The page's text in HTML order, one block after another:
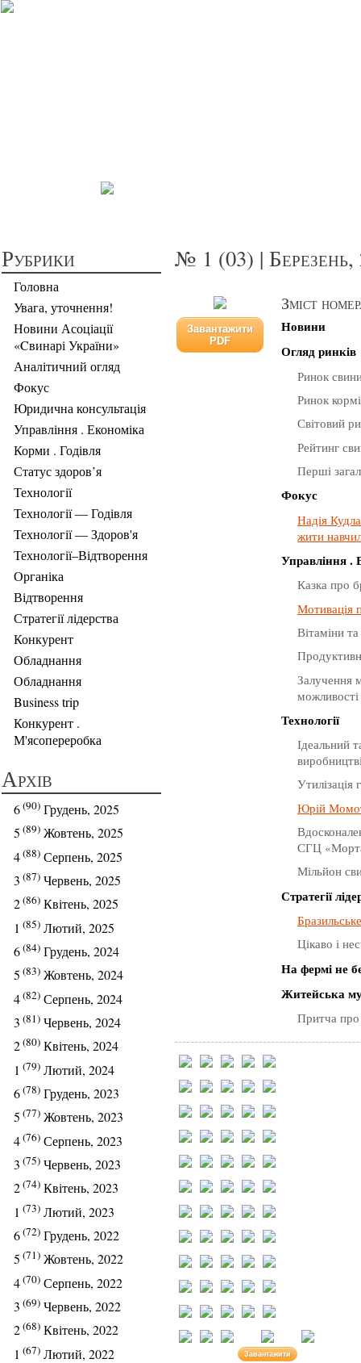
Рубрики
Головна
Увага, уточнення!
Новини Асоціації
«Cвинарі України»
Аналітичний огляд
Фокус
Юридична консультація
Управління . Економіка
Корми . Годівля
Статус здоров’я
Технології
Технології — Годівля
Технології — Здоров'я
Технології–Відтворення
Органіка
Відтворення
Стратегії лідерства
Конкурент
Обладнання
Обладнання
Business trip
Конкурент .
М'ясопереробка
Архів
6(90) Грудень, 2025
5 (89) Жовтень, 2025
4(88) Серпень, 2025
3 (87) Червень, 2025
2(86) Квітень, 2025
1 (85) Лютий, 2025
6(84) Грудень, 2024
5 (83) Жовтень, 2024
4(82) Серпень, 2024
3 (81) Червень, 2024
2(80) Квітень, 2024
1 (79) Лютий, 2024
6(78) Грудень, 2023
5 (77) Жовтень, 2023
4(76) Серпень, 2023
3 (75) Червень, 2023
2(74) Квітень, 2023
1 (73) Лютий, 2023
6(72) Грудень, 2022
5 (71) Жовтень, 2022
4(70) Серпень, 2022
3 (69) Червень, 2022
2(68) Квітень, 2022
1 (67) Лютий, 2022
№ 1 (03) | Березень,
Завантажити
PDF
Зміст
Новини
Огляд ринків
Ринок
Ринок
Світовий
Рейтинг
Перші
Фокус
Надія
жити
Управління .
Казка про
Мотивація
Вітаміни
Залучення
можливості
Технології
Ідеальний
Утилізація
Юрій
СГЦ
Мільйон
Стратегії
Цікаво і
На фермі не
Житейська
Притча про
Завантажити